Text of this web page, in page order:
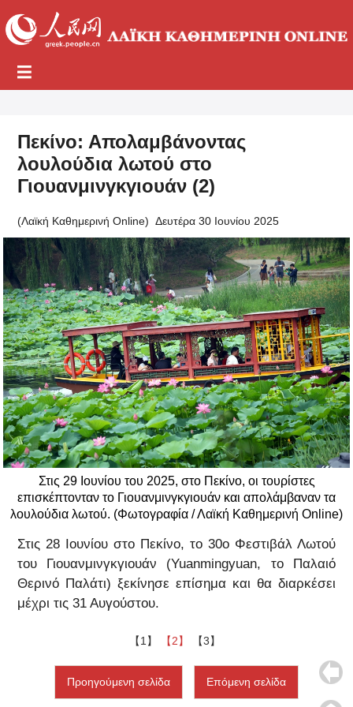
Πεκίνο: Απολαμβάνοντας
λουλούδια λωτού στο
Γιουανμινγκγιουάν (2)
(Λαϊκή Καθημερινή Online) Δευτέρα 30 Ιουνίου 2025
Στις 29 Ιουνίου του 2025, στο Πεκίνο, οι τουρίστες
επισκέπτονταν το Γιουανμινγκγιουάν και απολάμβαναν τα
λουλούδια λωτού. (Φωτογραφία / Λαϊκή Καθημερινή Online)
Στις 28 Ιουνίου στο Πεκίνο, το 30ο Φεστιβάλ Λωτού
του Γιουανμινγκγιουάν (Yuanmingyuan, το Παλαιό
Θερινό Παλάτι) ξεκίνησε επίσημα και θα διαρκέσει
μέχρι τις 31 Αυγούστου.
【1】 【2】 【3】
Προηγούμενη σελίδα Επόμενη σελίδα